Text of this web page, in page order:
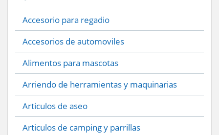
Accesorio para regadio
Accesorios de automoviles
Alimentos para mascotas
Arriendo de herramientas y maquinarias
Articulos de aseo
Articulos de camping y parrillas